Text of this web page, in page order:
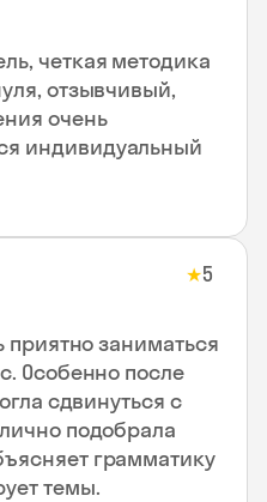
четкая методика
отзывчивый,
очень
индивидуальный
★5
заниматься
Особенно после
сдвинуться с
подобрала
грамматику
темы.